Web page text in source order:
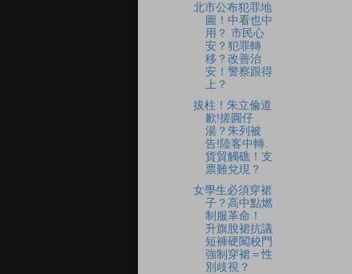
北市公布犯罪地
圖！中看也中
用？ 市民心
安？犯罪轉
移？改善治
安！警察跟得
上？
拔柱！朱立倫道
歉!搓圓仔
湯？朱列被
告!陸客中轉.
貨貿觸礁！支
票難兌現？
女學生必須穿裙
子？高中點燃
制服革命！
升旗脫裙抗議
短褲硬闖校門
強制穿裙＝性
別歧視？